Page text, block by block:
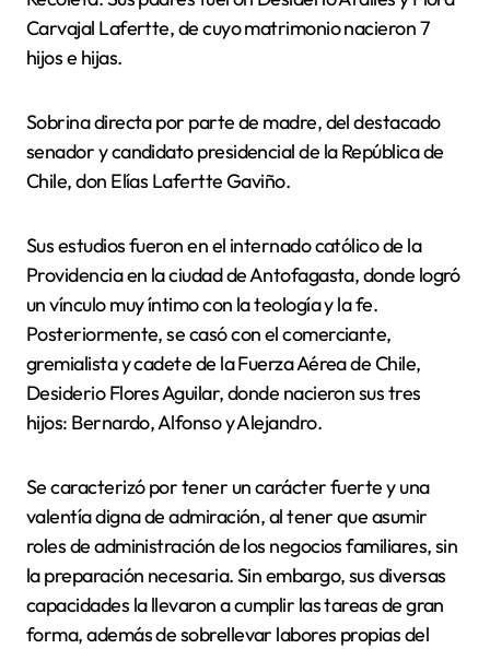
Carvajal Lafertte, de cuyo matrimonio nacieron 7
hijos e hijas.
Sobrina directa por parte de madre, del destacado
senador y candidato presidencial de la República de
Chile, don Elías Lafertte Gaviño.
Sus estudios fueron en el internado católico de la
Providencia en la ciudad de Antofagasta, donde logró
un vínculo muy íntimo con la teología y la fe.
Posteriormente, se casó con el comerciante,
gremialista y cadete de la Fuerza Aérea de Chile,
Desiderio Flores Aguilar, donde nacieron sus tres
hijos: Bernardo, Alfonso y Alejandro.
Se caracterizó por tener un carácter fuerte y una
valentía digna de admiración, al tener que asumir
roles de administración de los negocios familiares, sin
la preparación necesaria. Sin embargo, sus diversas
capacidades la llevaron a cumplir las tareas de gran
forma, además de sobrellevar labores propias del